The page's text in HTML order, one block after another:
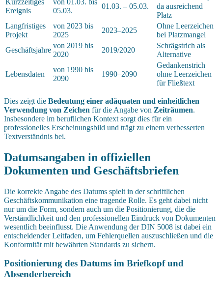
Ereignis
05.03.
01.03. – 05.03.
da ausreichend
Platz
Langfristiges
Projekt
von 2023 bis
2025
2023–2025
Ohne Leerzeichen
bei Platzmangel
Geschäftsjahre
von 2019 bis
2020
2019/2020
Schrägstrich als
Alternative
Lebensdaten
von 1990 bis
2090
1990–2090
Gedankenstrich
ohne Leerzeichen
für Fließtext
Dies zeigt die Bedeutung einer adäquaten und einheitlichen
Verwendung von Zeichen für die Angabe von Zeiträumen.
Insbesondere im beruflichen Kontext sorgt dies für ein
professionelles Erscheinungsbild und trägt zu einem verbesserten
Textverständnis bei.
Datumsangaben in offiziellen
Dokumenten und Geschäftsbriefen
Die korrekte Angabe des Datums spielt in der schriftlichen
Geschäftskommunikation eine tragende Rolle. Es geht dabei nicht
nur um die Form, sondern auch um die Positionierung, die die
Verständlichkeit und den professionellen Eindruck von Dokumenten
wesentlich beeinflusst. Die Anwendung der DIN 5008 ist dabei ein
entscheidender Leitfaden, um Fehlerquellen auszuschließen und die
Konformität mit bewährten Standards zu sichern.
Positionierung des Datums im Briefkopf und
Absenderbereich